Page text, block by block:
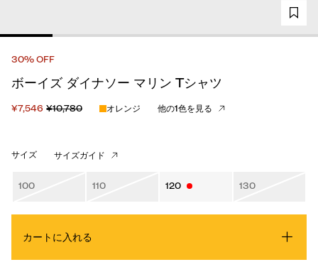
30% OFF
ボーイズ ダイナソー マリン Tシャツ
¥7,546 ¥10,780 オレンジ 他の1色を見る
サイズ サイズガイド
100 110 120 130
カートに入れる